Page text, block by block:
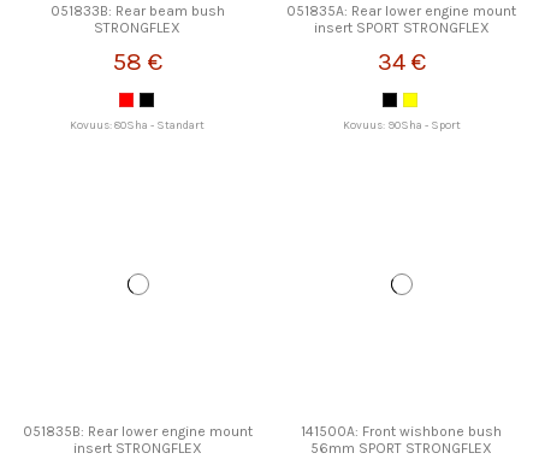
051833B: Rear beam bush
STRONGFLEX
58 €
Kovuus: 80Sha - Standart
051835A: Rear lower engine mount
insert SPORT STRONGFLEX
34 €
Kovuus: 90Sha - Sport
051835B: Rear lower engine mount
insert STRONGFLEX
141500A: Front wishbone bush
56mm SPORT STRONGFLEX